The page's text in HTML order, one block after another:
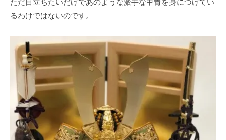
ただ⽬⽴ちたいだけであのような派⼿な甲冑を⾝につけてい
るわけではないのです。